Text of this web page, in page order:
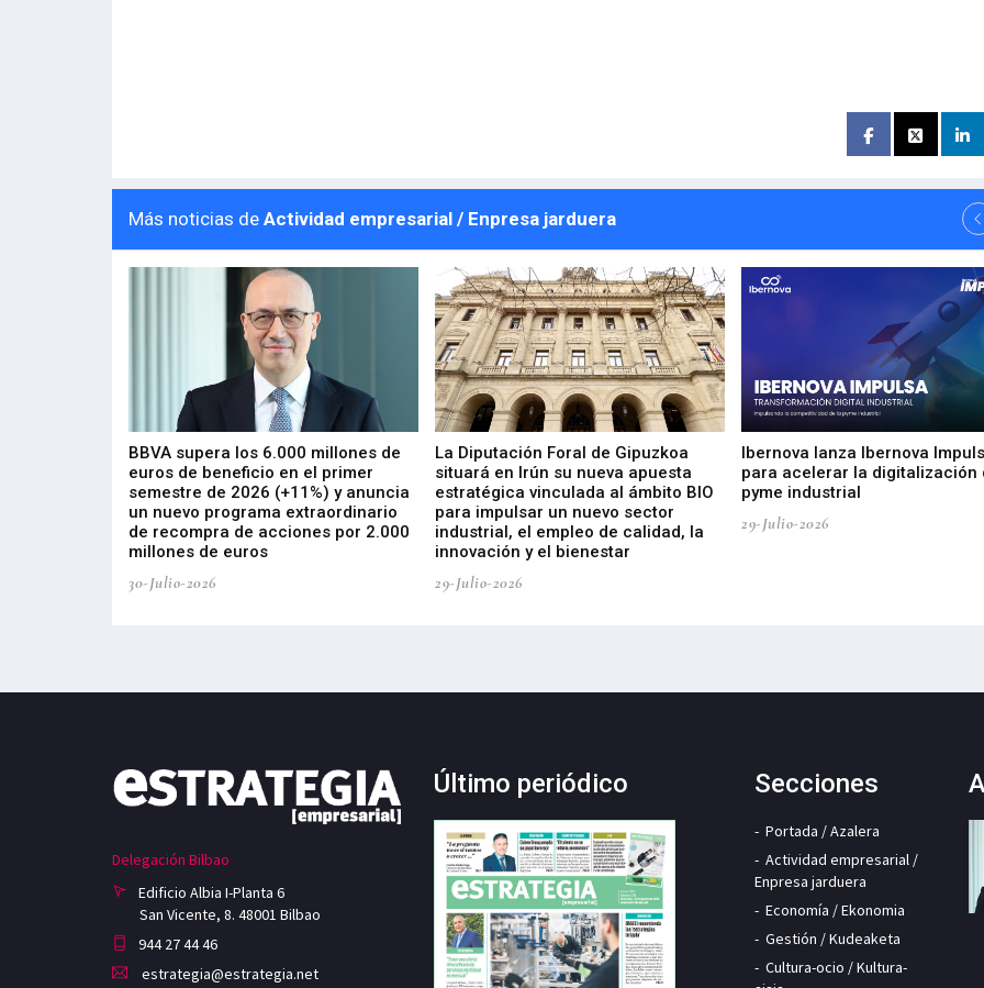
Más noticias de Actividad empresarial / Enpresa jarduera
BBVA supera los 6.000 millones de
euros de beneficio en el primer
semestre de 2026 (+11%) y anuncia
un nuevo programa extraordinario
de recompra de acciones por 2.000
millones de euros
30-Julio-2026
La Diputación Foral de Gipuzkoa
situará en Irún su nueva apuesta
estratégica vinculada al ámbito BIO
para impulsar un nuevo sector
industrial, el empleo de calidad, la
innovación y el bienestar
29-Julio-2026
Ibernova lanza Ibernova
para acelerar la digitalización
pyme industrial
29-Julio-2026
Delegación Bilbao
Edificio Albia I-Planta 6
San Vicente, 8. 48001 Bilbao
944 27 44 46
estrategia@estrategia.net
Último periódico Secciones
Portada / Azalera
Actividad empresarial /
Enpresa jarduera
Economía / Ekonomia
Gestión / Kudeaketa
Cultura-ocio / Kultura-